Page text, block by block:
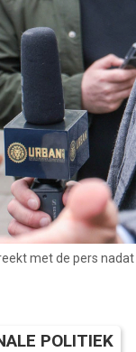
met de pers
POLITIEK